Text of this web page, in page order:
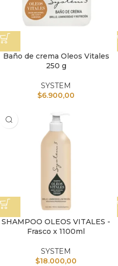
Baño de crema Oleos Vitales
250 g
SYSTEM
$6.900,00
SHAMPOO OLEOS VITALES -
Frasco x 1100ml
SYSTEM
$18.000,00